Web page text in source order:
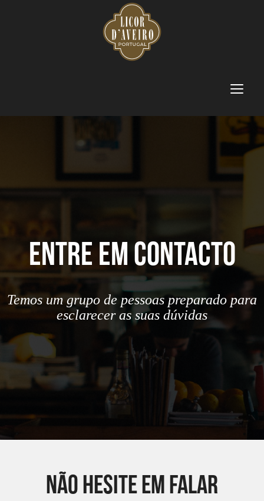
Toggle
entre em contacto
Temos um grupo de pessoas preparado para
esclarecer as suas dúvidas
não hesite em falar